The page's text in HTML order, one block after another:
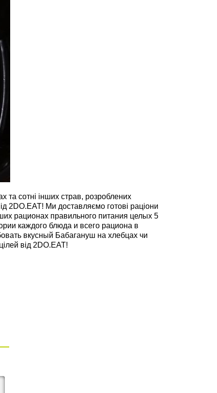
та сотні інших страв, розроблених
Ми доставляємо готові раціони
рационах правильного питания целых 5
каждого блюда и всего рациона в
вкусный Бабагануш на хлебцах чи
від 2DO.EAT!